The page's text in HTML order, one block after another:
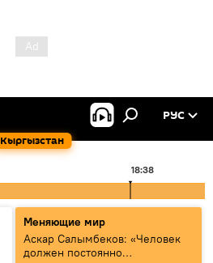
Кыргызстан
РУС
18:38
Меняющие мир
Аскар Салымбеков: «Человек
должен постоянно